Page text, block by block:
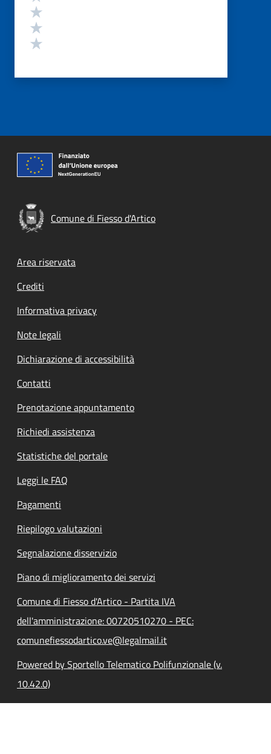
Comune di Fiesso d'Artico
Footer menu
Area riservata
Crediti
Informativa privacy
Note legali
Dichiarazione di accessibilità
Contatti
Prenotazione appuntamento
Richiedi assistenza
Statistiche del portale
Leggi le FAQ
Pagamenti
Riepilogo valutazioni
Segnalazione disservizio
Piano di miglioramento dei servizi
Comune di Fiesso d'Artico - Partita IVA
dell'amministrazione: 00720510270 - PEC:
comunefiessodartico.ve@legalmail.it
Powered by Sportello Telematico Polifunzionale (v.
10.42.0)